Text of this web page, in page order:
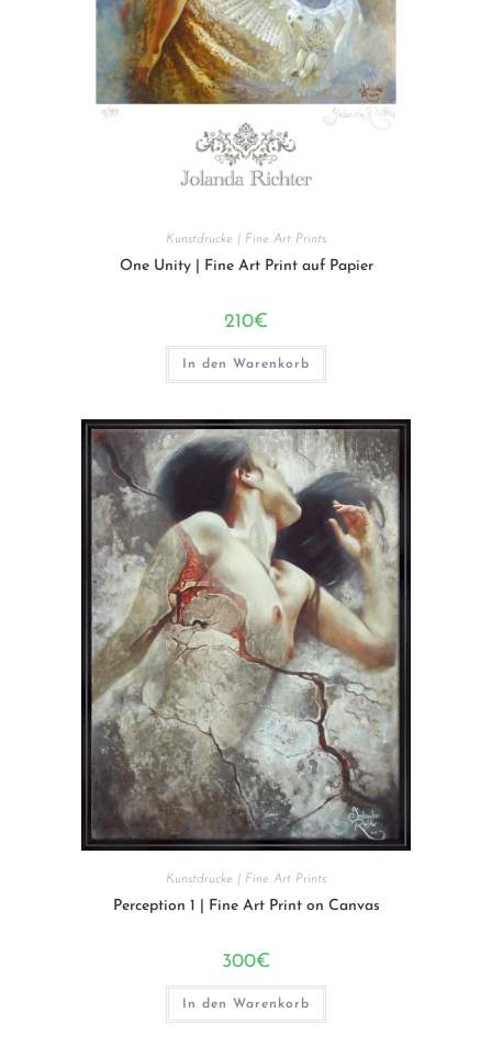
Kunstdrucke | Fine Art Prints
One Unity | Fine Art Print auf Papier
210€
In den Warenkorb
Kunstdrucke | Fine Art Prints
Perception 1 | Fine Art Print on Canvas
300€
In den Warenkorb